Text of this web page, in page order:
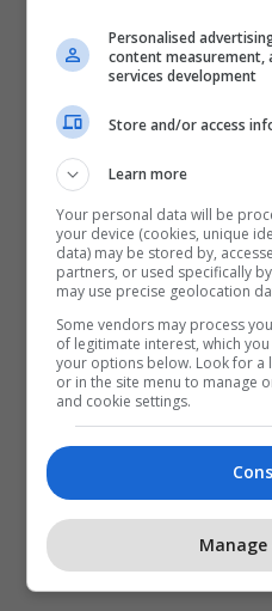
Personalised
content measurement,
services development
Store and/or access
Learn more
Your personal data will be
your device (cookies, unique
data) may be stored by,
partners, or used specifically
may use precise geolocation
Some vendors may process
of legitimate interest, which
your options below. Look for a
or in the site menu to manage
and cookie settings.